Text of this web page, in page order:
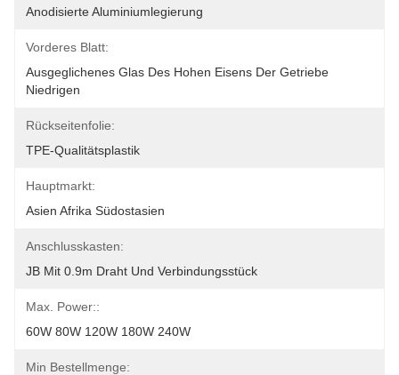
Anodisierte Aluminiumlegierung
Vorderes Blatt:
Ausgeglichenes Glas Des Hohen Eisens Der Getriebe
Niedrigen
Rückseitenfolie:
TPE-Qualitätsplastik
Hauptmarkt:
Asien Afrika Südostasien
Anschlusskasten:
JB Mit 0.9m Draht Und Verbindungsstück
Max. Power::
60W 80W 120W 180W 240W
Min Bestellmenge: